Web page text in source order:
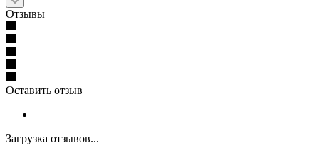
Отзывы
Оставить отзыв
Загрузка отзывов...